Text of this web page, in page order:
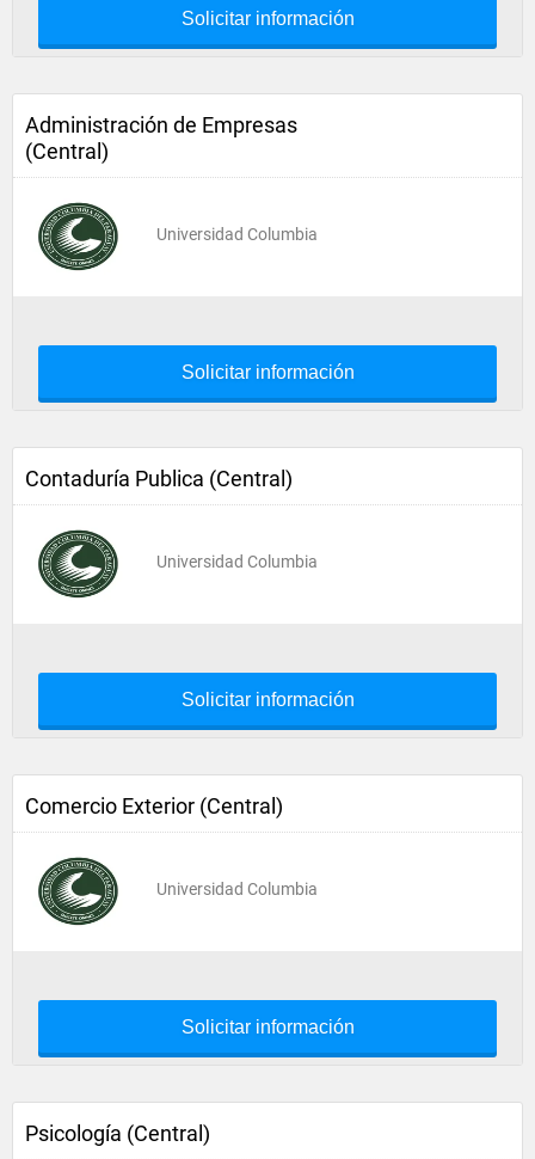
Solicitar información
Administración de Empresas
(Central)
Universidad Columbia
Solicitar información
Contaduría Publica (Central)
Universidad Columbia
Solicitar información
Comercio Exterior (Central)
Universidad Columbia
Solicitar información
Psicología (Central)